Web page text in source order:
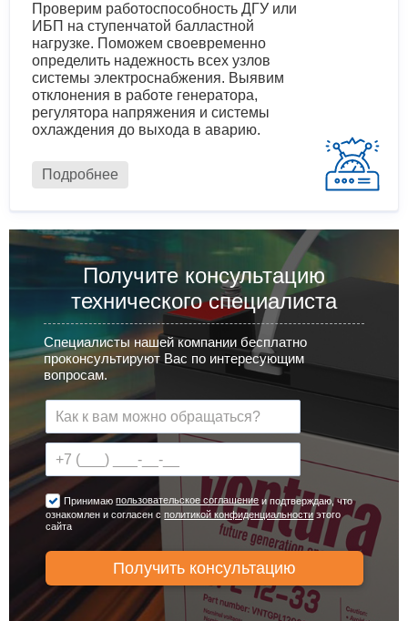
Проверим работоспособность ДГУ или
ИБП на ступенчатой балластной
нагрузке. Поможем своевременно
определить надежность всех узлов
системы электроснабжения. Выявим
отклонения в работе генератора,
регулятора напряжения и системы
охлаждения до выхода в аварию.
Подробнее
Получите консультацию
технического специалиста
Специалисты нашей компании бесплатно
проконсультируют Вас по интересующим
вопросам.
Принимаюпользовательское соглашение и подтверждаю, что
ознакомлен и согласен сполитикой конфиденциальностиэтого
сайта